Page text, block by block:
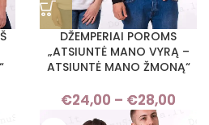
DŽEMPERIAI POROMS
„ATSIUNTĖ MANO VYRĄ –
ATSIUNTĖ MANO ŽMONĄ“
€24,00 – €28,00